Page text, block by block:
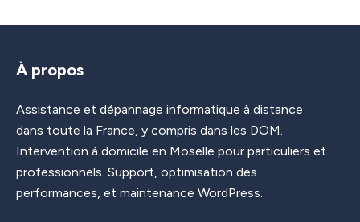
À propos
Assistance et dépannage informatique à distance
dans toute la France, y compris dans les DOM.
Intervention à domicile en Moselle pour particuliers et
professionnels. Support, optimisation des
performances, et maintenance WordPress.